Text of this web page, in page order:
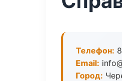
Телефон:
Email:
Город: